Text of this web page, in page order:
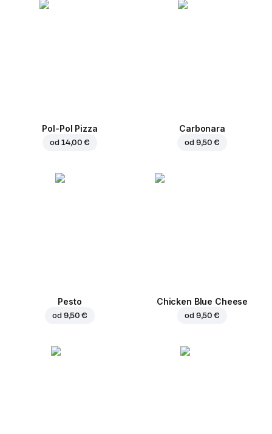
Pol-Pol Pizza
od 14,00 €
Carbonara
od 9,50 €
Pesto
od 9,50 €
Chicken Blue Cheese
od 9,50 €